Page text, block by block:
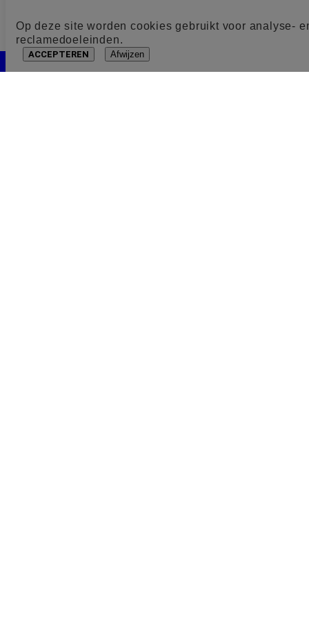
Op deze site worden cookies gebruikt voor analyse-
reclamedoeleinden.
ACCEPTEREN Afwijzen
Cookie toestemming